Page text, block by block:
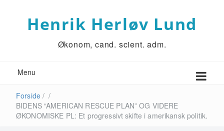
Henrik Herløv Lund
Økonom, cand. scient. adm.
Menu
Forside / /
BIDENS “AMERICAN RESCUE PLAN” OG VIDERE
ØKONOMISKE PL: Et progressivt skifte i amerikansk politik.